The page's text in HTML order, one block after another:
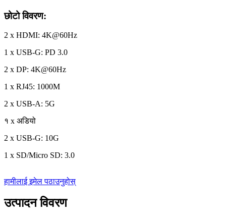
छोटो विवरण:
2 x HDMI: 4K@60Hz
1 x USB-G: PD 3.0
2 x DP: 4K@60Hz
1 x RJ45: 1000M
2 x USB-A: 5G
१ x अडियो
2 x USB-G: 10G
1 x SD/Micro SD: 3.0
हामीलाई इमेल पठाउनुहोस्
उत्पादन विवरण